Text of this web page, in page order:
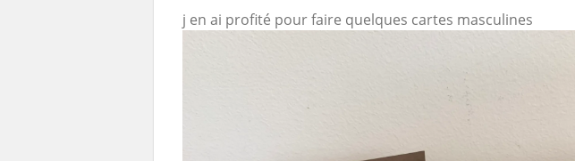
j en ai profité pour faire quelques cartes masculines